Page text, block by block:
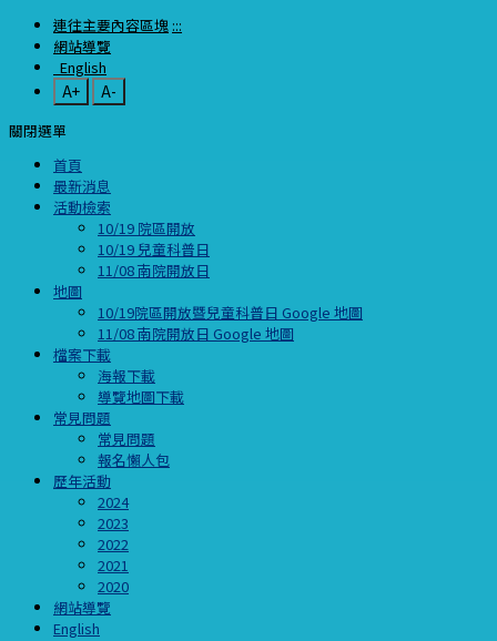
連往主要內容區塊 :::
網站導覽
English
A+
A-
關閉選單
首頁
最新消息
活動檢索
10/19 院區開放
10/19 兒童科普日
11/08 南院開放日
地圖
10/19院區開放暨兒童科普日 Google 地圖
11/08 南院開放日 Google 地圖
檔案下載
海報下載
導覽地圖下載
常見問題
常見問題
報名懶人包
歷年活動
2024
2023
2022
2021
2020
網站導覽
English